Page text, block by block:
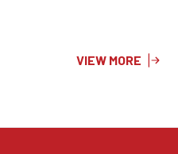
VIEW MORE